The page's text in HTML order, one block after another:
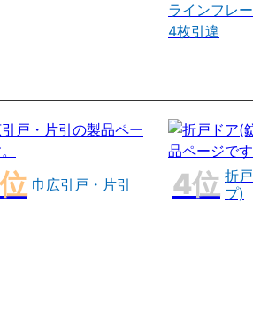
ラインフレ
4枚引違
巾広引戸・片引
折
プ)